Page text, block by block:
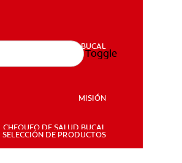
SALUD BUCAL
SALUD BUCAL
MISIÓN
CHEQUEO DE SALUD BUCAL
SELECCIÓN DE PRODUCTOS
Toggle
herpética: